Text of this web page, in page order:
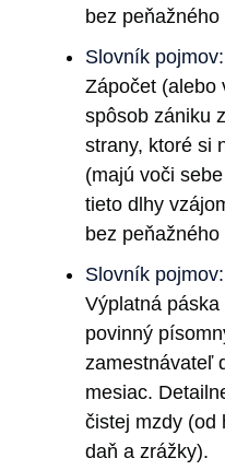
bez peňažného
Slovník
Zápočet (alebo
spôsob zániku
strany, ktoré si
(majú voči
tieto dlhy
bez peňažného
Slovník
Výplatná
povinný
zamestnávateľ
mesiac.
čistej mzdy (od
daň a zrážky).